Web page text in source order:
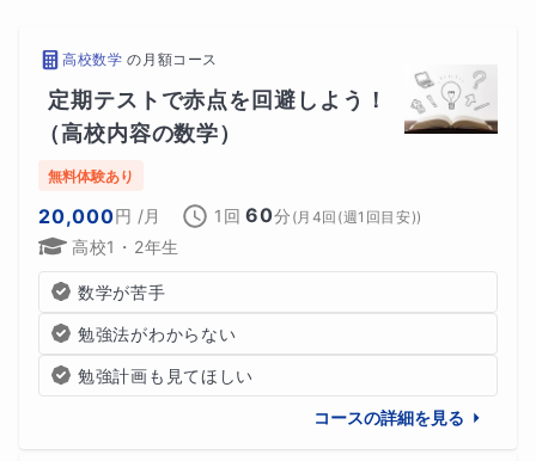
高校数学 の 月額コース
定期テストで赤点を回避しよう！
（高校内容の数学）
無料体験あり
20,000円 /月 1回 60分 ( 月4回(週1回目安))
高校1・2年生
数学が苦手
勉強法がわからない
勉強計画も見てほしい
コースの詳細を見る